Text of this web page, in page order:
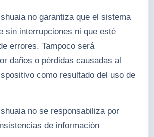
no garantiza que el sistema
sin interrupciones ni que esté
errores. Tampoco será
daños o pérdidas causadas al
como resultado del uso de
no se responsabiliza por
de información